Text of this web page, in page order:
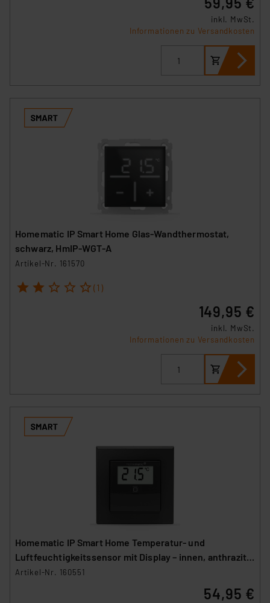
Link „Cookie Einstellungen“ anpassen oder widerrufen.
Die Rechtmäßigkeit der Speicherung, Abrufung und
Analyse bis zum Zeitpunkt des Widerrufs bleibt hiervon
unberührt. Ihre Browser-Einstellungen können dazu
angezeigt wird.
Cookies dieser Drittanbieter umfasst daher ggf. auch
die Verarbeitung Ihrer Daten in den USA gemäß Art. 49
(1) lit. a DSGVO. Nähere Infos zu diesen Drittanbietern
besteht etwa das Risiko, dass US-Behörden
Überwachungsprogrammen verarbeiten, ohne dass
hiergegen Klagemöglichkeiten für Europäer bestehen.
Unsere Kooperation mit diesen Dienstleistern stützt
sich auf die Standarddatenschutzklauseln der
Europäischen Kommission sowie einer eigenen
verbundenen Risiken.“
Datenschutzerklärung
inkl. MwSt.
Informationen zu Versandkosten
Homematic IP Smart Home Glas-Wandthermostat,
schwarz, HmIP-WGT-A
Artikel-Nr. 161570
1 2 3 4 5 (1)
149,95 €
inkl. MwSt.
Informationen zu Versandkosten
Homematic IP Smart Home Temperatur- und
Luftfeuchtigkeitssensor mit Display – innen, anthrazit,
HmIP-STHD-A
Artikel-Nr. 160551
54,95 €